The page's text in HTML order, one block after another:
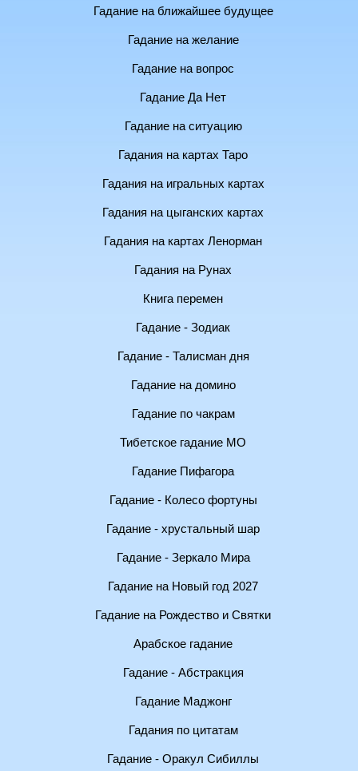
Гадание на ближайшее будущее
Гадание на желание
Гадание на вопрос
Гадание Да Нет
Гадание на ситуацию
Гадания на картах Таро
Гадания на игральных картах
Гадания на цыганских картах
Гадания на картах Ленорман
Гадания на Рунах
Книга перемен
Гадание - Зодиак
Гадание - Талисман дня
Гадание на домино
Гадание по чакрам
Тибетское гадание МО
Гадание Пифагора
Гадание - Колесо фортуны
Гадание - хрустальный шар
Гадание - Зеркало Мира
Гадание на Новый год 2027
Гадание на Рождество и Святки
Арабское гадание
Гадание - Абстракция
Гадание Маджонг
Гадания по цитатам
Гадание - Оракул Сибиллы